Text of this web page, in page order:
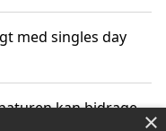
med singles day
kan bidrage ×